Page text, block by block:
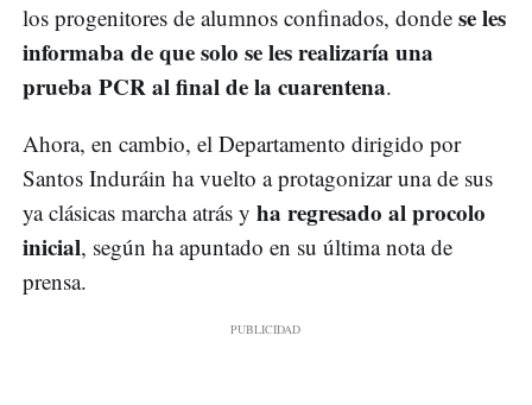
los progenitores de alumnos confinados, donde se les
informaba de que solo se les realizaría una
prueba PCR al final de la cuarentena.
Ahora, en cambio, el Departamento dirigido por
Santos Induráin ha vuelto a protagonizar una de sus
ya clásicas marcha atrás y ha regresado al procolo
inicial, según ha apuntado en su última nota de
prensa.